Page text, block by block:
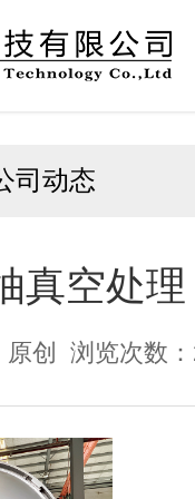
司动态
真空处理
创 浏览次数